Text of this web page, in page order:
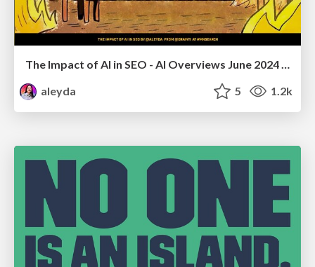
The Impact of AI in SEO - AI Overviews June 2024 Edition
aleyda
5 1.2k